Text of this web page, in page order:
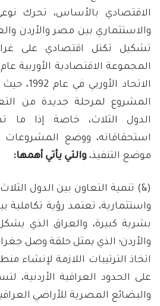
الاقتصادي بالأساس، تحرك
والاستثماري بين مصر والأردن
تشكيل تكتل اقتصادي على
الاتحاد
المشروع لمرحلة جديدة من
الدول الثلاث، خاصة إذا ما
استحقاقاته، ووضع المشروعات
موضع التنفيذ، والتي يأتي أهمها:
(&) تنمية التعاون بين الدول
واستثمارية، تعتمد رؤية تكاملية
بشرية كبيرة، والعراق الذي
والأردن؛ الذي يمثل حلقة وصل
اتخاذ الترتيبات اللازمة لإنشاء
على الحدود العراقية الأردنية،
والبضائع المصرية للأراضي